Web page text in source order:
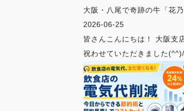
大阪・八尾で奇跡の牛「花
2026-06-25
皆さんこんにちは！ 大阪支
祝わせていただきました